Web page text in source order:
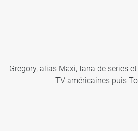
Grégory, alias Maxi, fana de séries
TV américaines puis